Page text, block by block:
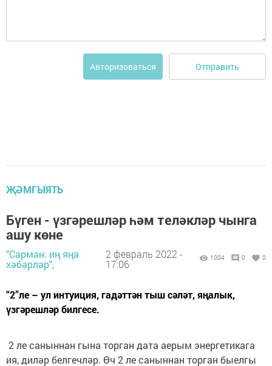
Авторизоваться Отправить
ҖӘМГЫЯТЬ
Бүген - үзгәрешләр һәм теләкләр чынга
ашу көне
"Сарман: иң яңа
хәбәрләр",
2 февраль 2022 -
17:06
1004 0 0
“2”ле – ул интуиция, гадәттән тыш сәләт, яңалык,
үзгәрешләр билгесе.
2 ле саныннан гына торган дата аерым энергетикага
ия, диләр белгечләр. Өч 2 ле саныннан торган быелгы